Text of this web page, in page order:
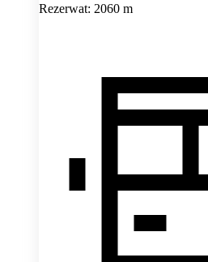
Rezerwat: 2060 m